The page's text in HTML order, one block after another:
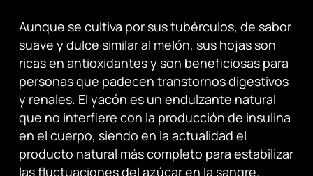
Aunque se cultiva por sus tubérculos, de sabor
suave y dulce similar al melón, sus hojas son
ricas en antioxidantes y son beneficiosas para
personas que padecen transtornos digestivos
y renales. El yacón es un endulzante natural
que no interfiere con la producción de insulina
en el cuerpo, siendo en la actualidad el
producto natural más completo para estabilizar
las fluctuaciones del azúcar en la sangre.